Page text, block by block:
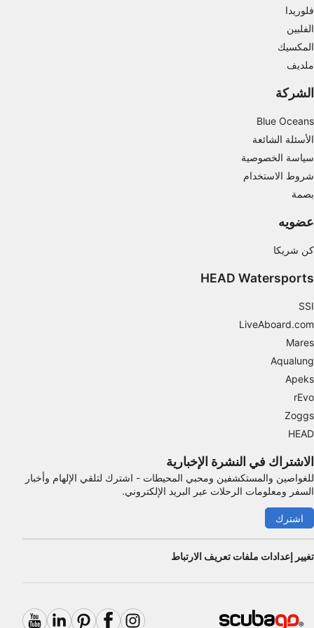
فلوريدا
الفلبين
المكسيك
ملديف
الشركة
Blue Oceans
الأسئلة الشائعة
سياسة الخصوصية
شروط الاستخدام
بصمة
عضويه
كن شريكا
HEAD Watersports
SSI
LiveAboard.com
Mares
Aqualung
Apeks
rEvo
Zoggs
HEAD
الاشتراك في النشرة الإخبارية
للغواصين والمستكشفين ومحبي المحيطات - اشترك لتلقي الإلهام وأخبار
السفر ومعلومات الرحلات عبر البريد الإلكتروني.
اشترك
تغيير إعدادات ملفات تعريف الارتباط
أغراض المعالجة غير المتعلقة بـ IAB: